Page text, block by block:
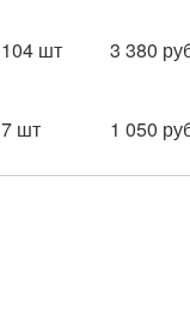
104 шт 3 380
7 шт 1 050